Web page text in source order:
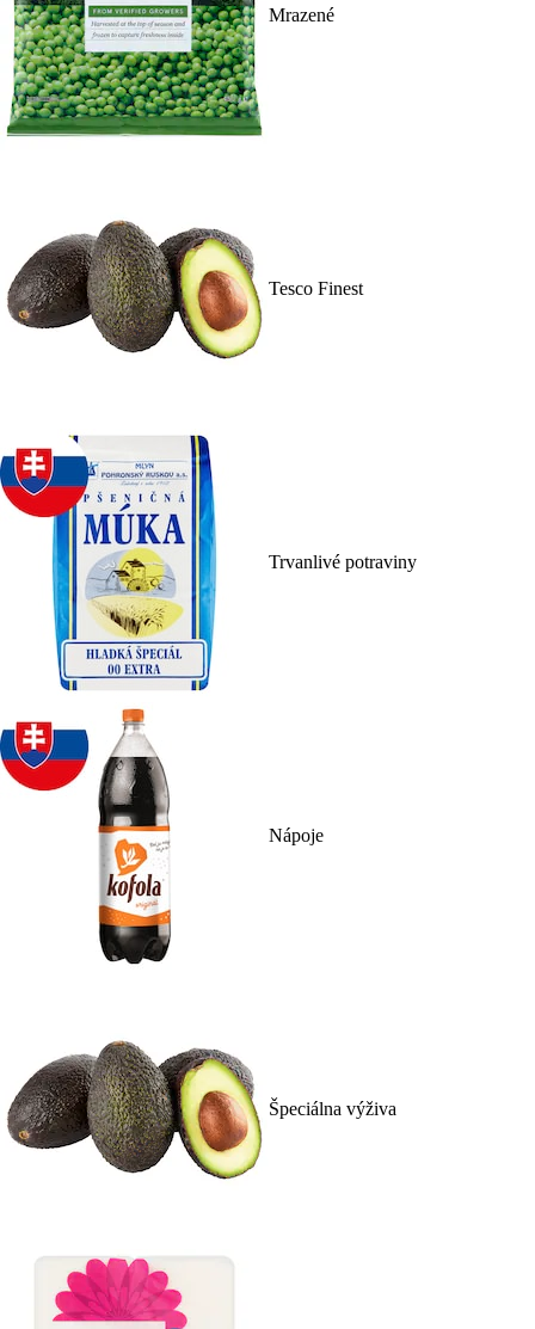
Mrazené
Tesco Finest
Trvanlivé potraviny
Nápoje
Špeciálna výživa